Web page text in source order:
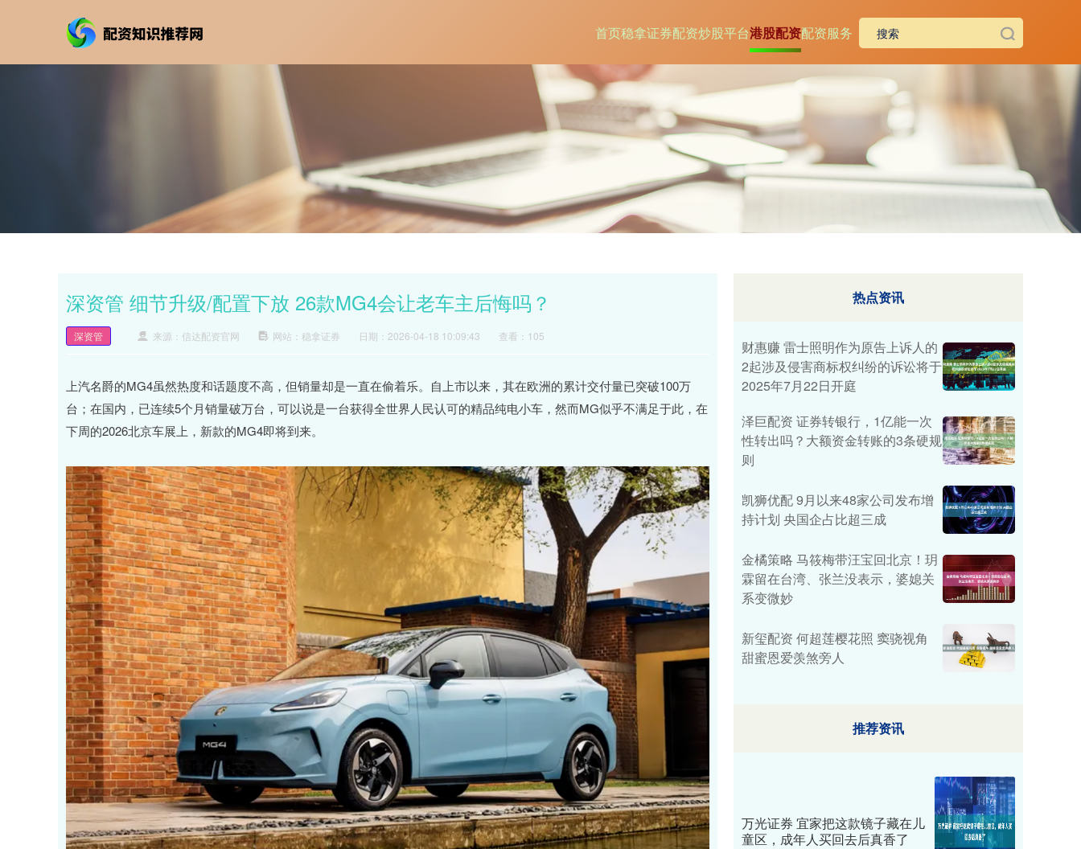
首页稳拿证券配资炒股平台港股配资配资服务
深资管 细节升级/配置下放 26款MG4会让老车主后悔吗？
深资管 来源：信达配资官网 网站：稳拿证券 日期：2026-04-18 10:09:43 查看：105
上汽名爵的MG4虽然热度和话题度不高，但销量却是一直在偷着乐。自上市以来，其在欧洲的累计交付量已突破100万
台；在国内，已连续5个月销量破万台，可以说是一台获得全世界人民认可的精品纯电小车，然而MG似乎不满足于此，在
下周的2026北京车展上，新款的MG4即将到来。
热点资讯
财惠赚 雷士照明作为原告上诉人的
2起涉及侵害商标权纠纷的诉讼将于
2025年7月22日开庭
泽巨配资 证券转银行，1亿能一次
性转出吗？大额资金转账的3条硬规
则
凯狮优配 9月以来48家公司发布增
持计划 央国企占比超三成
金橘策略 马筱梅带汪宝回北京！玥
霖留在台湾、张兰没表示，婆媳关
系变微妙
新玺配资 何超莲樱花照 窦骁视角
甜蜜恩爱羡煞旁人
推荐资讯
万光证券 宜家把这款镜子藏在儿
童区，成年人买回去后真香了